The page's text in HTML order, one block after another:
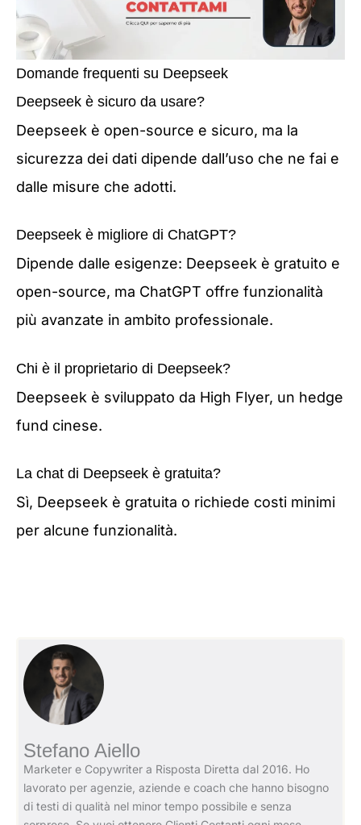
Domande frequenti su Deepseek
Deepseek è sicuro da usare?
Deepseek è open-source e sicuro, ma la
sicurezza dei dati dipende dall’uso che ne fai e
dalle misure che adotti.
Deepseek è migliore di ChatGPT?
Dipende dalle esigenze: Deepseek è gratuito e
open-source, ma ChatGPT offre funzionalità
più avanzate in ambito professionale.
Chi è il proprietario di Deepseek?
Deepseek è sviluppato da High Flyer, un hedge
fund cinese.
La chat di Deepseek è gratuita?
Sì, Deepseek è gratuita o richiede costi minimi
per alcune funzionalità.
Stefano Aiello
Marketer e Copywriter a Risposta Diretta dal 2016. Ho
lavorato per agenzie, aziende e coach che hanno bisogno
di testi di qualità nel minor tempo possibile e senza